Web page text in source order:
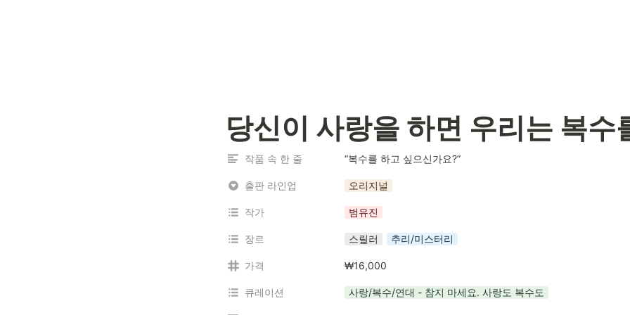
당신이 사랑을 하면 우리는 복수
작품 속 한 줄 “복수를 하고 싶으신가요?”
출판 라인업 오리지널
작가 범유진
장르 스릴러 추리/미스터리
가격 ₩16,000
큐레이션 사랑/복수/연대 - 참지 마세요. 사랑도 복수도